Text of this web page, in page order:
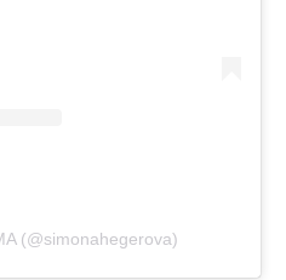
(@simonahegerova)